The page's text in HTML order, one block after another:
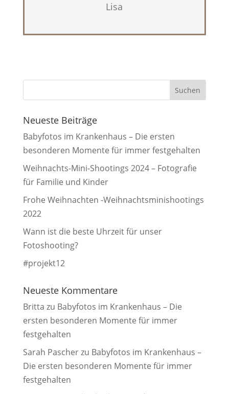
Lisa
Neueste Beiträge
Babyfotos im Krankenhaus – Die ersten
besonderen Momente für immer festgehalten
Weihnachts-Mini-Shootings 2024 – Fotografie
für Familie und Kinder
Frohe Weihnachten -Weihnachtsminishootings
2022
Wann ist die beste Uhrzeit für unser
Fotoshooting?
#projekt12
Neueste Kommentare
Britta zu Babyfotos im Krankenhaus – Die
ersten besonderen Momente für immer
festgehalten
Sarah Pascherzu Babyfotos im Krankenhaus –
Die ersten besonderen Momente für immer
festgehalten